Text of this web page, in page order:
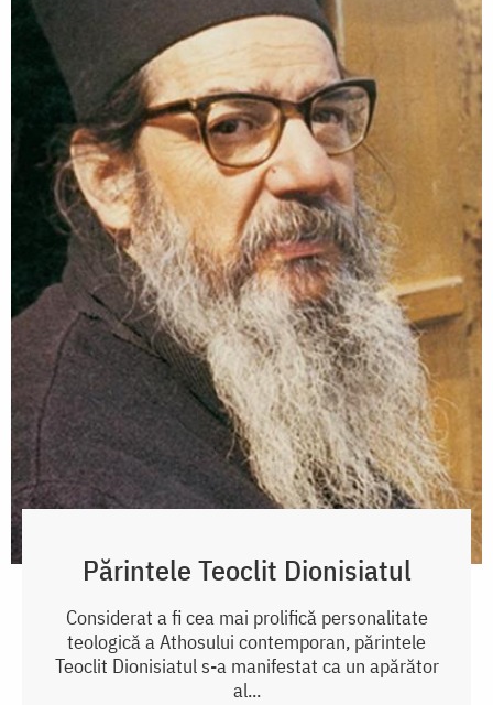
Părintele Teoclit Dionisiatul
Considerat a fi cea mai prolifică personalitate
teologică a Athosului contemporan, părintele
Teoclit Dionisiatul s-a manifestat ca un apărător
al...